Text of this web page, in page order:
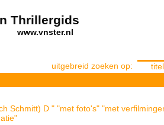
Thrillergids
www.vnster.nl
uitgebreid zoeken op: titel
Schmitt) D " "met foto's" "met